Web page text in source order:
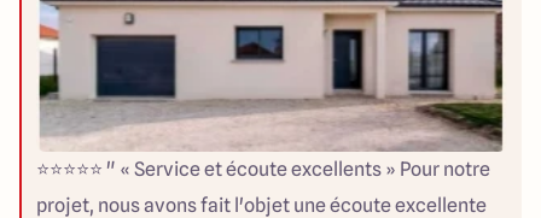
⭐⭐⭐⭐⭐ " « Service et écoute excellents » Pour notre
projet, nous avons fait l'objet une écoute excellente